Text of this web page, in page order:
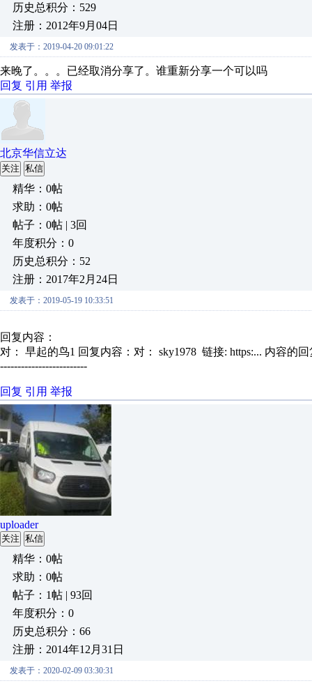
历史总积分：529
注册：2012年9月04日
发表于：2019-04-20 09:01:22
来晚了。。。已经取消分享了。谁重新分享一个可以吗
回复 引用 举报
北京华信立达
关注 私信
精华：0帖
求助：0帖
帖子：0帖 | 3回
年度积分：0
历史总积分：52
注册：2017年2月24日
发表于：2019-05-19 10:33:51
回复内容：
对： 早起的鸟1 回复内容：对： sky1978 链接: https:... 内容的回
-------------------------
回复 引用 举报
uploader
关注 私信
精华：0帖
求助：0帖
帖子：1帖 | 93回
年度积分：0
历史总积分：66
注册：2014年12月31日
发表于：2020-02-09 03:30:31